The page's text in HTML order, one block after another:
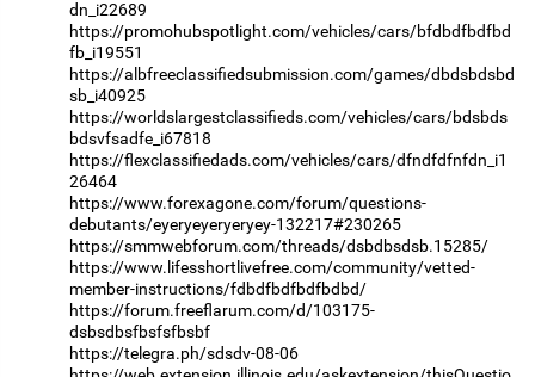
dn_i22689
https://promohubspotlight.com/vehicles/cars/bfdbdfbdfbd
fb_i19551
https://albfreeclassifiedsubmission.com/games/dbdsbdsbd
sb_i40925
https://worldslargestclassifieds.com/vehicles/cars/bdsbds
bdsvfsadfe_i67818
https://flexclassifiedads.com/vehicles/cars/dfndfdfnfdn_i1
26464
https://www.forexagone.com/forum/questions-
debutants/eyeryeyeryeryey-132217#230265
https://smmwebforum.com/threads/dsbdbsdsb.15285/
https://www.lifesshortlivefree.com/community/vetted-
member-instructions/fdbdfbdfbdfbdbd/
https://forum.freeflarum.com/d/103175-
dsbsdbsfbsfsfbsbf
https://telegra.ph/sdsdv-08-06